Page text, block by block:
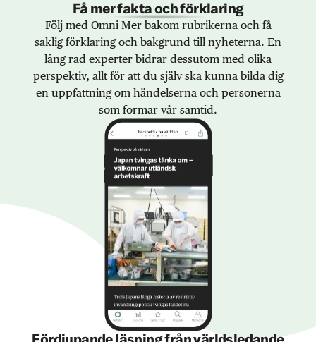
Få mer fakta och förklaring
Följ med Omni Mer bakom rubrikerna och få
saklig förklaring och bakgrund till nyheterna. En
lång rad experter bidrar dessutom med olika
perspektiv, allt för att du själv ska kunna bilda dig
en uppfattning om händelserna och personerna
som formar vår samtid.